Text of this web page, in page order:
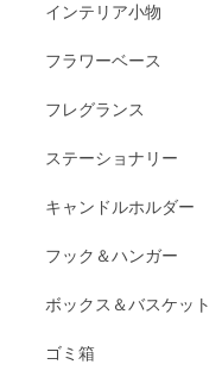
インテリア小物
フラワーベース
フレグランス
ステーショナリー
キャンドルホルダー
フック＆ハンガー
ボックス＆バスケット
ゴミ箱